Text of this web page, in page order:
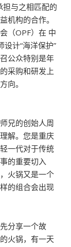
担与之相匹配的
机构的合作。
（OPF）在 中
计“海洋保护”
公众特别是年
采购和研发上
向。
兄的创始人周
解。您是重庆
一代对于传统
的重要切入
火锅又是一个
的组合会出现
分享一个故
火锅，有一天